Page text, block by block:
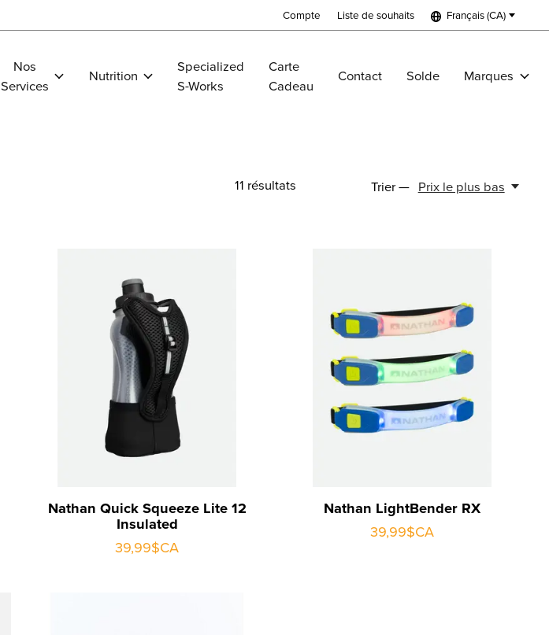
Compte Liste de souhaits Français (CA)
Nos
Services
Nutrition
Specialized
S-Works
Carte
Cadeau
Contact Solde Marques
11 résultats Trier — Prix le plus bas
Nathan Quick Squeeze Lite 12
Insulated
39,99$CA
Nathan LightBender RX
39,99$CA